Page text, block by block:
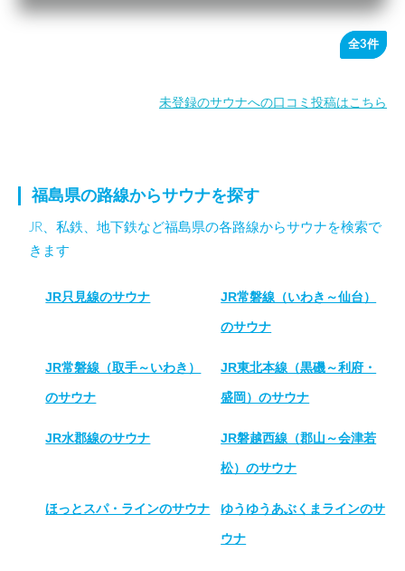
全3件
未登録のサウナへの口コミ投稿はこちら
福島県の路線からサウナを探す
JR、私鉄、地下鉄など福島県の各路線からサウナを検索で
きます
JR只見線のサウナ JR常磐線（いわき～仙台）
のサウナ
JR常磐線（取手～いわき）
のサウナ
JR東北本線（黒磯～利府・
盛岡）のサウナ
JR水郡線のサウナ JR磐越西線（郡山～会津若
松）のサウナ
ほっとスパ・ラインのサウナ ゆうゆうあぶくまラインのサ
ウナ